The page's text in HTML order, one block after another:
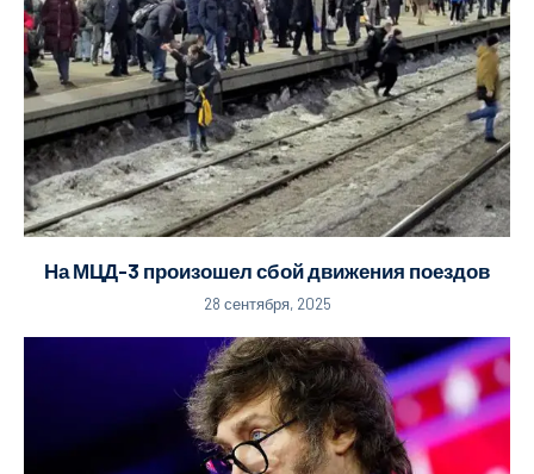
На МЦД-3 произошел сбой движения поездов
28 сентября, 2025